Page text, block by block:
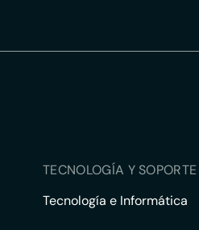
TECNOLOGÍA Y
Tecnología e Informática